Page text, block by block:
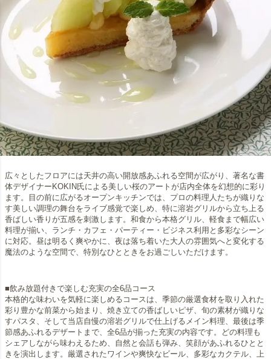
広々としたフロアには天井の高い開放感あふれる空間が広がり、著名な書
体デザイナーKOKIN氏による美しい桜のアートが店内全体を幻想的に彩り
ます。目の前に広がるオープンキッチンでは、プロの料理人たちが織りな
す美しい調理の舞台をライブ感覚で楽しめ、特に溶岩グリルから立ち上る
香ばしい香りが五感を刺激します。和食から本格グリル、軽食まで幅広い
料理が揃い、ランチ・カフェ・パーティー・ビジネス利用と多彩なシーン
に対応。昼は明るく爽やかに、夜は落ち着いた大人の雰囲気へと変化する
魔法のような空間で、特別なひとときをお過ごしいただけます。
■飲み放題付きで楽しむ充実の全6品コース
本格的な味わいを気軽に楽しめるコースは、季節の厳選食材を取り入れた
彩り豊かな前菜から始まり、焼き立ての香ばしいピザ、旬の素材が織りな
すパスタ、そして当店自慢の溶岩グリルで仕上げるメイン料理、最後は季
節感あふれるデザートまで、全6品が揃った充実の内容です。どの料理も
シェアしながら味わえるため、自然と会話も弾み、笑顔があふれるひとと
きを演出します。厳選されたワインや爽快なビール、多彩なカクテル、上